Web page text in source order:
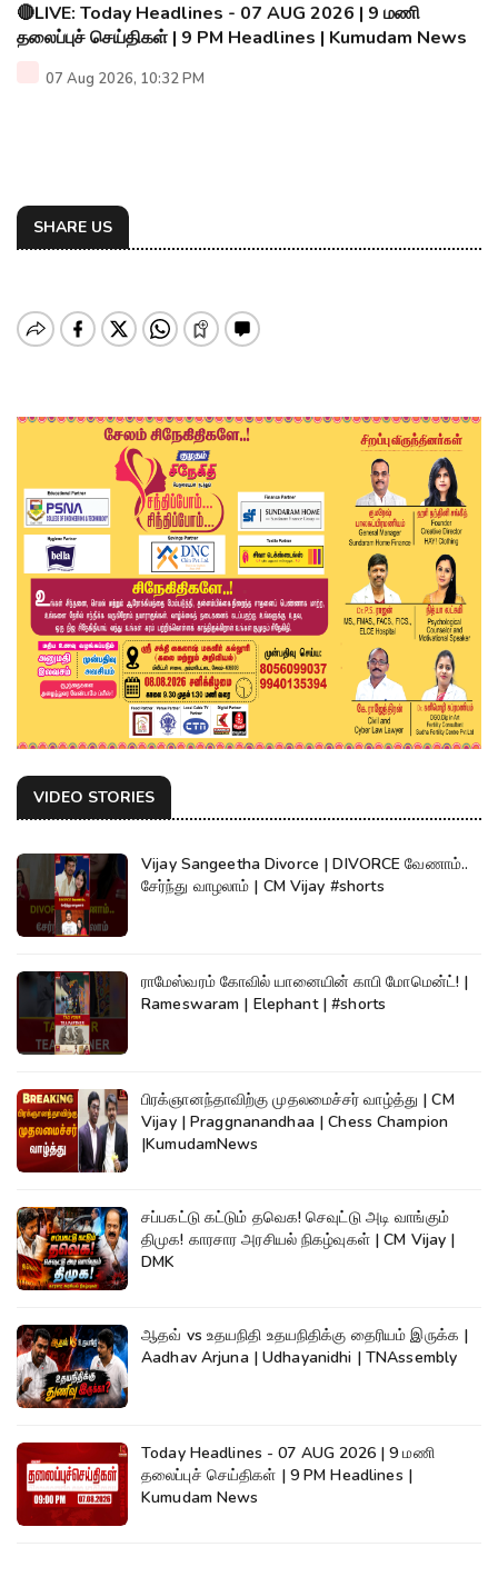
🔴LIVE: Today Headlines - 07 AUG 2026 | 9 மணி
தலைப்புச் செய்திகள் | 9 PM Headlines | Kumudam News
07 Aug 2026, 10:32 PM
SHARE US
VIDEO STORIES
Vijay Sangeetha Divorce | DIVORCE வேணாம்..
சேர்ந்து வாழலாம் | CM Vijay #shorts
ராமேஸ்வரம் கோவில் யானையின் காபி மோமென்ட்! |
Rameswaram | Elephant | #shorts
பிரக்ஞானந்தாவிற்கு முதலமைச்சர் வாழ்த்து | CM
Vijay | Praggnanandhaa | Chess Champion
|KumudamNews
சப்பகட்டு கட்டும் தவெக! செவுட்டு அடி வாங்கும்
திமுக! காரசார அரசியல் நிகழ்வுகள் | CM Vijay |
DMK
ஆதவ் vs உதயநிதி உதயநிதிக்கு தைரியம் இருக்க |
Aadhav Arjuna | Udhayanidhi | TNAssembly
Today Headlines - 07 AUG 2026 | 9 மணி
தலைப்புச் செய்திகள் | 9 PM Headlines |
Kumudam News